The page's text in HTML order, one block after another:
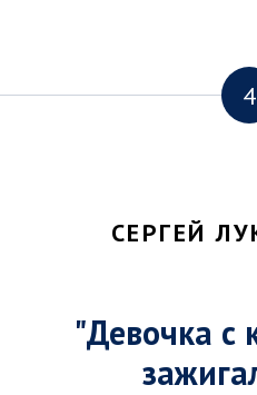
4
СЕРГЕЙ
"Девочка с